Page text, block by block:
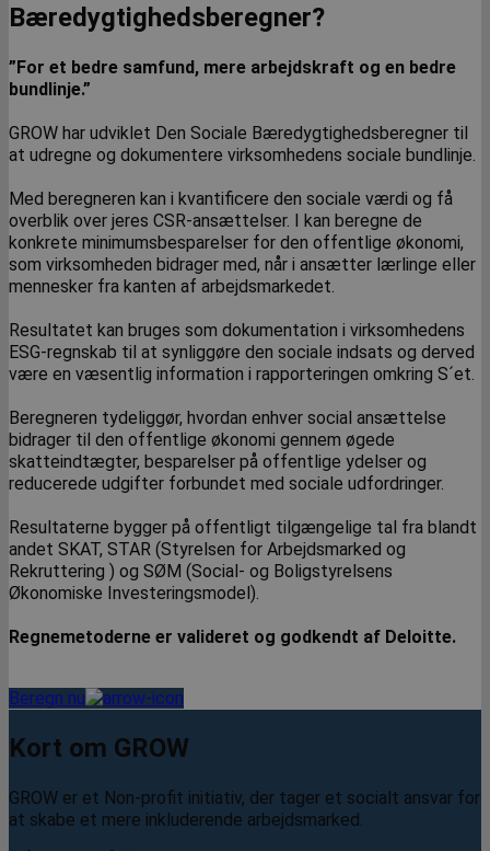
Bæredygtighedsberegner?
”For et bedre samfund, mere arbejdskraft og en bedre
bundlinje.”
GROW har udviklet Den Sociale Bæredygtighedsberegner til
at udregne og dokumentere virksomhedens sociale bundlinje.
Med beregneren kan i kvantificere den sociale værdi og få
overblik over jeres CSR-ansættelser. I kan beregne de
konkrete minimumsbesparelser for den offentlige økonomi,
som virksomheden bidrager med, når i ansætter lærlinge eller
mennesker fra kanten af arbejdsmarkedet.
Resultatet kan bruges som dokumentation i virksomhedens
ESG-regnskab til at synliggøre den sociale indsats og derved
være en væsentlig information i rapporteringen omkring S´et.
Beregneren tydeliggør, hvordan enhver social ansættelse
bidrager til den offentlige økonomi gennem øgede
skatteindtægter, besparelser på offentlige ydelser og
reducerede udgifter forbundet med sociale udfordringer.
Resultaterne bygger på offentligt tilgængelige tal fra blandt
andet SKAT, STAR (Styrelsen for Arbejdsmarked og
Rekruttering ) og SØM (Social- og Boligstyrelsens
Økonomiske Investeringsmodel).
Regnemetoderne er valideret og godkendt af Deloitte.
Beregn nu​
Kort om GROW
GROW er et Non-profit initiativ, der tager et socialt ansvar for
at skabe et mere inkluderende arbejdsmarked. ​